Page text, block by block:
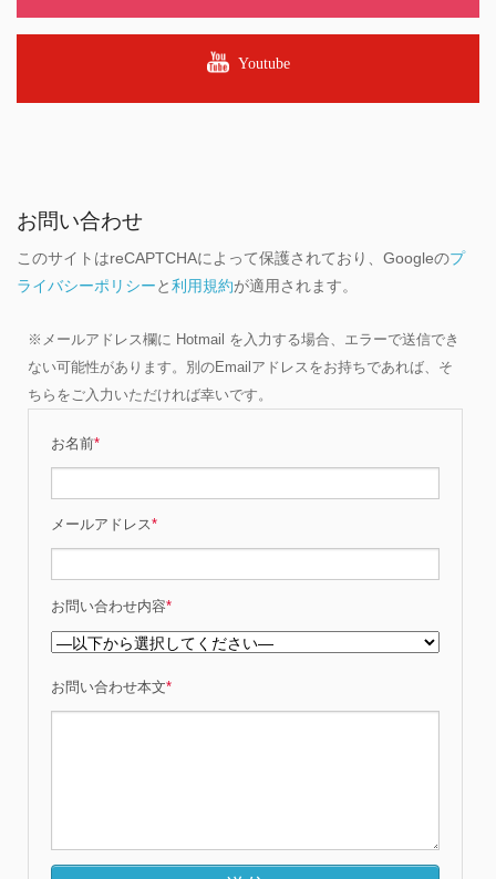
Youtube
お問い合わせ
このサイトはreCAPTCHAによって保護されており、Googleのプ
ライバシーポリシーと利用規約が適用されます。
※メールアドレス欄に Hotmail を入力する場合、エラーで送信でき
ない可能性があります。別のEmailアドレスをお持ちであれば、そ
ちらをご入力いただければ幸いです。
お名前*
メールアドレス*
お問い合わせ内容*
お問い合わせ本文*